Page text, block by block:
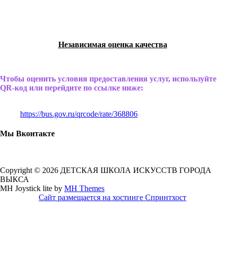
Независимая оценка качества
Чтобы оценить условия предоставления услуг, используйте
QR-код или перейдите по ссылке ниже:
https://bus.gov.ru/qrcode/rate/368806
Мы Вконтакте
Copyright © 2026 ДЕТСКАЯ ШКОЛА ИСКУССТВ ГОРОДА
ВЫКСА
MH Joystick lite by MH Themes
Сайт размещается на хостинге Спринтхост